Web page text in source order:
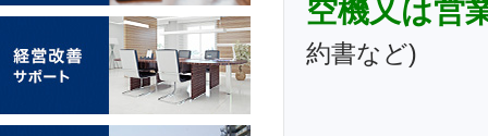
空機又は営
約書など)